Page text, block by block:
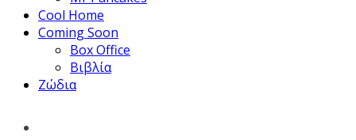
Cool Home
Coming Soon
Box Office
Βιβλία
Ζώδια